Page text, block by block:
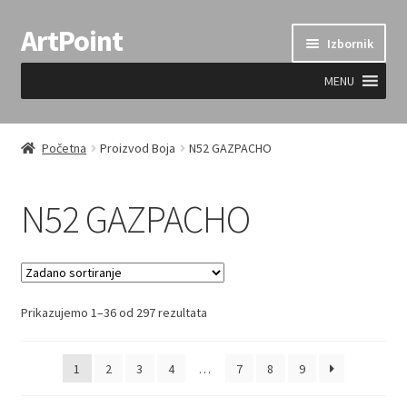
Preskoči
na
Skoči
do
ArtPoint Izbornik
MENU
Uvjeti prodaje
Početna Proizvod Boja N52 GAZPACHO
N52 GAZPACHO
Prikazujemo 1–36 od 297 rezultata
1 2 3 4 … 7 8 9